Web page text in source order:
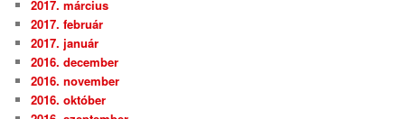
2017. március
2017. február
2017. január
2016. december
2016. november
2016. október